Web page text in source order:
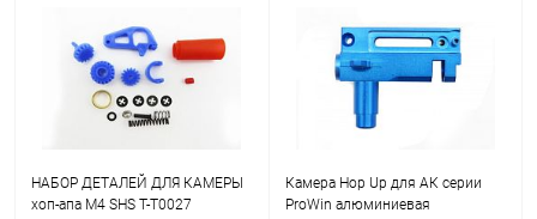
НАБОР ДЕТАЛЕЙ ДЛЯ КАМЕРЫ
хоп-апа M4 SHS T-T0027
Камера Hop Up для АК серии
ProWin алюминиевая